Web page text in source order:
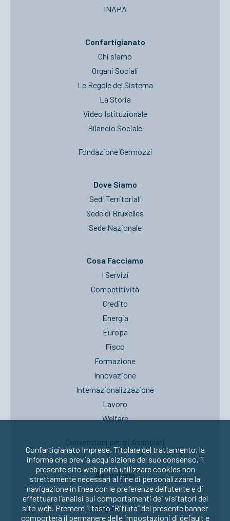
INAPA
Confartigianato
Chi siamo
Organi Sociali
Le Regole del Sistema
La Storia
Video Istituzionale
Bilancio Sociale
Fondazione Germozzi
Dove Siamo
Sedi Territoriali
Sede di Bruxelles
Sede Nazionale
Cosa Facciamo
I Servizi
Competitività
Credito
Energia
Europa
Fisco
Formazione
Innovazione
Internazionalizzazione
Lavoro
Welfare
Convenzioni per gli Associati
Associarsi
Seguici su:
Confartigianato Imprese, Titolare del trattamento, la
informa che previa acquisizione del suo consenso, il
presente sito web potrà utilizzare cookies non
strettamente necessari al fine di personalizzare la
navigazione in linea con le preferenze dell’utente e di
effettuare l’analisi sui comportamenti dei visitatori del
sito web. Premere il tasto “Rifiuta” del presente banner
comporterà il permanere delle impostazioni di default e